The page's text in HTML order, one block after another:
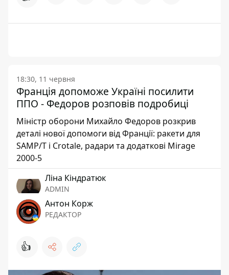
18:30, 11 червня
Франція допоможе Україні посилити
ППО - Федоров розповів подробиці
Міністр оборони Михайло Федоров розкрив
деталі нової допомоги від Франції: ракети для
SAMP/T і Crotale, радари та додаткові Mirage
2000-5
Ліна Кіндратюк
ADMIN
Антон Корж
РЕДАКТОР
👍